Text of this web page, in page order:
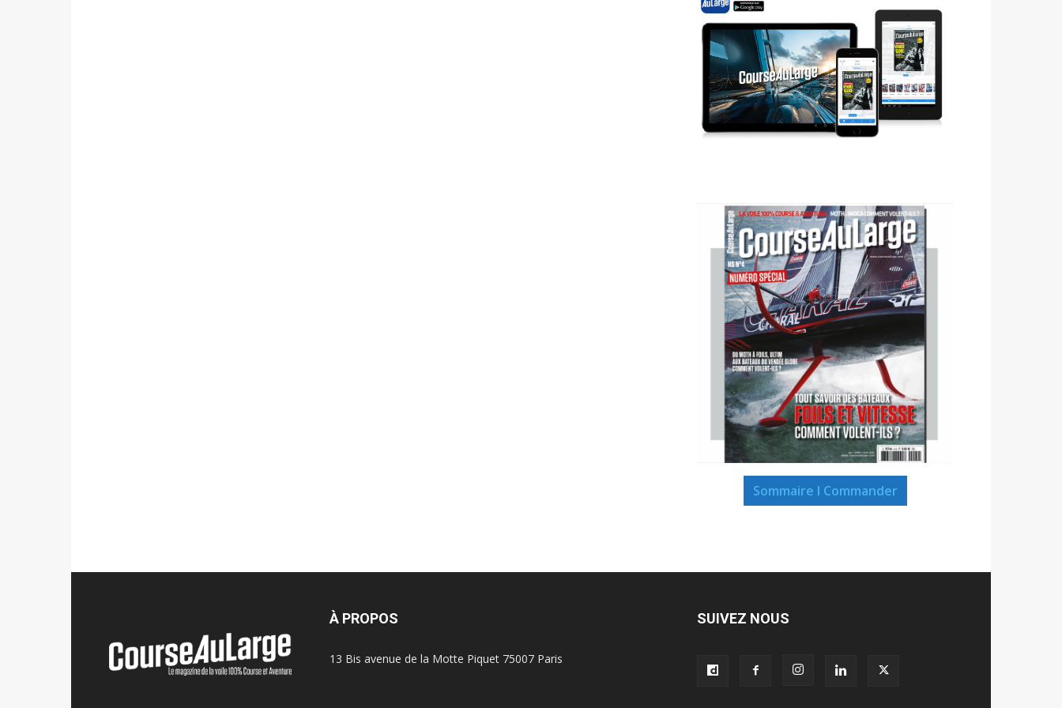
Sommaire I Commander
À PROPOS
13 Bis avenue de la Motte Piquet 75007 Paris
SUIVEZ NOUS